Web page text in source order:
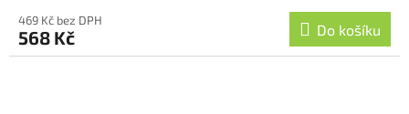
469 Kč bez DPH
568 Kč Do košíku